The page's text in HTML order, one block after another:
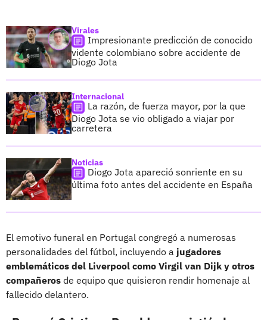
Virales
Impresionante predicción de conocido
vidente colombiano sobre accidente de
Diogo Jota
Internacional
La razón, de fuerza mayor, por la que
Diogo Jota se vio obligado a viajar por
carretera
Noticias
Diogo Jota apareció sonriente en su
última foto antes del accidente en España
El emotivo funeral en Portugal congregó a numerosas
personalidades del fútbol, incluyendo a jugadores
emblemáticos del Liverpool como Virgil van Dijk y otros
compañeros de equipo que quisieron rendir homenaje al
fallecido delantero.